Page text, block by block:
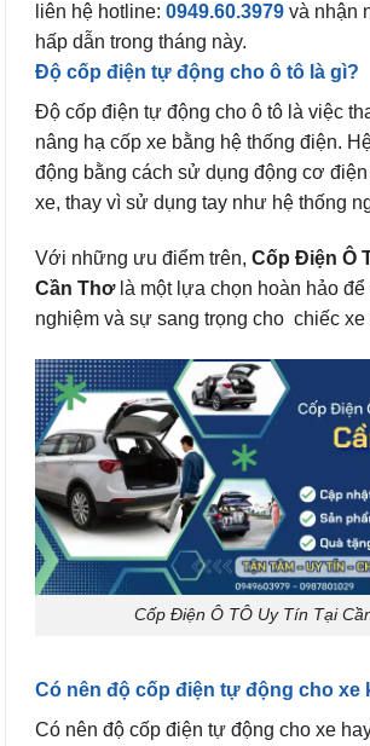
liên hệ hotline: 0949.60.3979 và nhận
hấp dẫn trong tháng này.
Độ cốp điện tự động cho ô tô là gì?
Độ cốp điện tự động cho ô tô là việc
nâng hạ cốp xe bằng hệ thống điện.
động bằng cách sử dụng động cơ
xe, thay vì sử dụng tay như hệ thống
Với những ưu điểm trên, Cốp Điện Ô
Cần Thơlà một lựa chọn hoàn hảo để
nghiệm và sự sang trọng cho chiếc xe
Cốp Điện Ô TÔ Uy Tín Tại
Có nên độ cốp điện tự động cho xe
Có nên độ cốp điện tự động cho xe